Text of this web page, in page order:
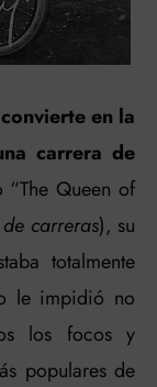
en la
carrera de
Queen of
carreras), su
totalmente
le impidió no
los focos y
populares de